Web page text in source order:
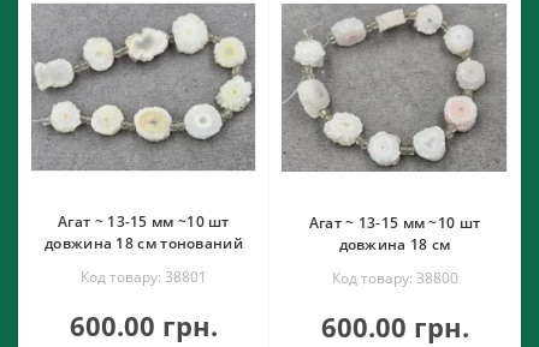
Агат ~ 13-15 мм ~10 шт
довжина 18 см тонований
Код товару: 38801
600.00 грн.
Агат ~ 13-15 мм ~10 шт
довжина 18 см
Код товару: 38800
600.00 грн.